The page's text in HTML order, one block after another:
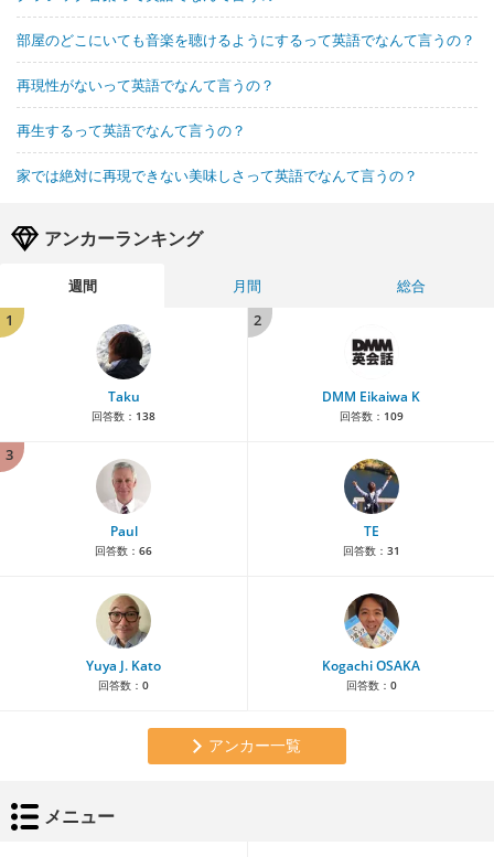
部屋のどこにいても音楽を聴けるようにするって英語でなんて言うの？
再現性がないって英語でなんて言うの？
再生するって英語でなんて言うの？
家では絶対に再現できない美味しさって英語でなんて言うの？
アンカーランキング
週間 月間
総合
1
Taku
回答数： 138
2
DMM Eikaiwa K
回答数： 109
3
Paul
回答数： 66
TE
回答数： 31
Yuya J. Kato
回答数： 0
Kogachi OSAKA
回答数： 0
アンカー一覧
メニュー